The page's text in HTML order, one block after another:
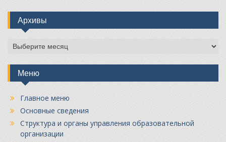
Архивы
Архивы
Меню
Главное меню
Основные сведения
Структура и органы управления образовательной
организации